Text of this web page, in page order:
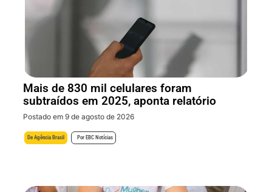
Mais de 830 mil celulares foram
subtraídos em 2025, aponta relatório
Postado em 9 de agosto de 2026
De Agência Brasil Por EBC Notícias